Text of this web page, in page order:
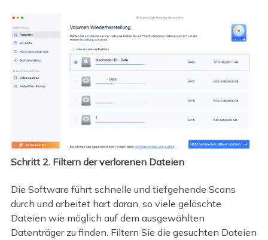
Schritt 2. Filtern der verlorenen Dateien
Die Software führt schnelle und tiefgehende Scans
durch und arbeitet hart daran, so viele gelöschte
Dateien wie möglich auf dem ausgewählten
Datenträger zu finden. Filtern Sie die gesuchten Dateien